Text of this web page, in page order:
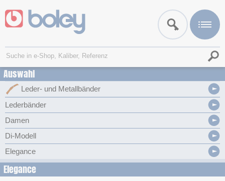
Auswahl
Leder- und Metallbänder
Lederbänder
Damen
Di-Modell
Elegance
Elegance